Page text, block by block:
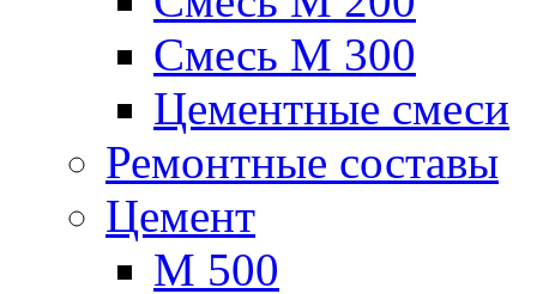
Смесь М 300
Цементные смеси
Ремонтные составы
Цемент
М 500